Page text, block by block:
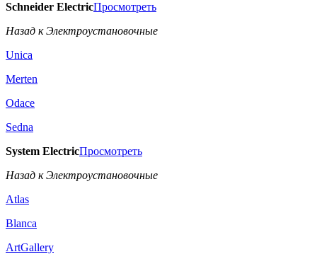
Schneider ElectricПросмотреть
Назад к Электроустановочные
Unica
Merten
Odace
Sedna
System ElectricПросмотреть
Назад к Электроустановочные
Atlas
Blanca
ArtGallery